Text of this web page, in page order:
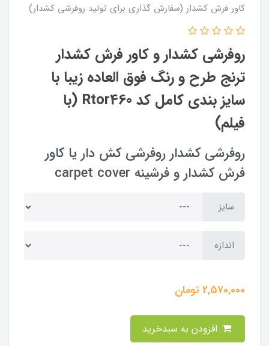
کاور فرش کشدار (سفارش گذاری برای تولید روفرشی کشدار)
روفرشی کشدار و کاور فرش کشدار
ترنج طرح و رنگ فوق العاده زیبا با
سایز بندی کامل کد Rtor460 (با
فیلم)
روفرشی کشدار روفرشی کش دار یا کاور
فرش کشدار و فرشینه carpet cover
سایز
اندازه
2,570,000تومان